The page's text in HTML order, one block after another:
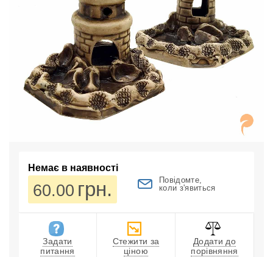
Немає в наявності
60.00 грн.
Повідомте,
коли з'явиться
Задати
питання
Стежити за
ціною
Додати до
порівняння